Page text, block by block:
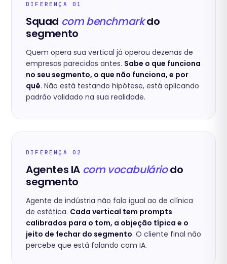
DIFERENÇA 01
Squad com benchmarkdo
segmento
Quem opera sua vertical já operou dezenas de
empresas parecidas antes. Sabe o que funciona
no seu segmento, o que não funciona, e por
quê. Não está testando hipótese, está aplicando
padrão validado na sua realidade.
DIFERENÇA 02
Agentes IA com vocabuláriodo
segmento
Agente de indústria não fala igual ao de clínica
de estética. Cada vertical tem prompts
calibrados para o tom, a objeção típica e o
jeito de fechar do segmento. O cliente final não
percebe que está falando com IA.